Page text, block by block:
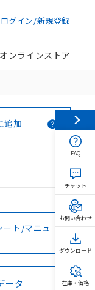
ログイン/新規登録
オンラインストア
追加
ト/マニュ
ータ
FAQ
チャット
お問い合わせ
ダウンロード
在庫・価格